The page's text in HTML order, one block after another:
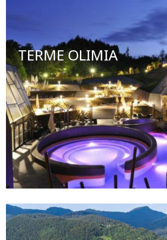
TERME OLIMIA